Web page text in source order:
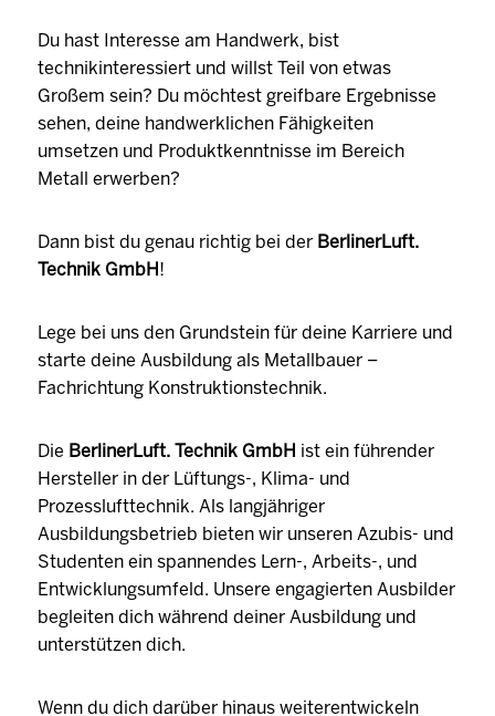
Du hast Interesse am Handwerk, bist
technikinteressiert und willst Teil von etwas
Großem sein? Du möchtest greifbare Ergebnisse
sehen, deine handwerklichen Fähigkeiten
umsetzen und Produktkenntnisse im Bereich
Metall erwerben?
Dann bist du genau richtig bei der BerlinerLuft.
Technik GmbH!
Lege bei uns den Grundstein für deine Karriere und
starte deine Ausbildung als Metallbauer –
Fachrichtung Konstruktionstechnik.
Die BerlinerLuft. Technik GmbH ist ein führender
Hersteller in der Lüftungs-, Klima- und
Prozesslufttechnik. Als langjähriger
Ausbildungsbetrieb bieten wir unseren Azubis- und
Studenten ein spannendes Lern-, Arbeits-, und
Entwicklungsumfeld. Unsere engagierten Ausbilder
begleiten dich während deiner Ausbildung und
unterstützen dich.
Wenn du dich darüber hinaus weiterentwickeln